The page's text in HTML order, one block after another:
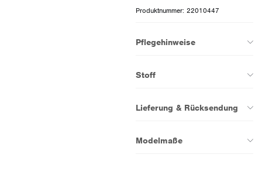
Produktnummer: 22010447
Pflegehinweise
Stoff
Lieferung & Rücksendung
Modelmaße